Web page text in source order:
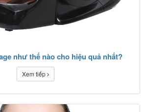
như thế nào cho hiệu quả nhất?
Xem tiếp